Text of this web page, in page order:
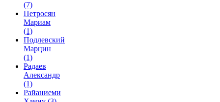
(7)
Петросян
Мариам
(1)
Подлевский
Марцин
(1)
Радаев
Александр
(1)
Райаниеми